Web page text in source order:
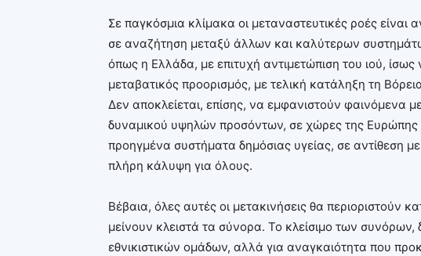
Σε παγκόσμια κλίμακα οι μεταναστευτικές ροές
σε αναζήτηση μεταξύ άλλων και καλύτερων
όπως η Ελλάδα, με επιτυχή αντιμετώπιση του ιού,
μεταβατικός προορισμός, με τελική κατάληξη τη
Δεν αποκλείεται, επίσης, να εμφανιστούν φαινόμενα
δυναμικού υψηλών προσόντων, σε χώρες της Ευρώπης
προηγμένα συστήματα δημόσιας υγείας, σε αντίθεση
πλήρη κάλυψη για όλους.
Βέβαια, όλες αυτές οι μετακινήσεις θα περιοριστούν
μείνουν κλειστά τα σύνορα. Το κλείσιμο των συνόρων,
εθνικιστικών ομάδων, αλλά για αναγκαιότητα που